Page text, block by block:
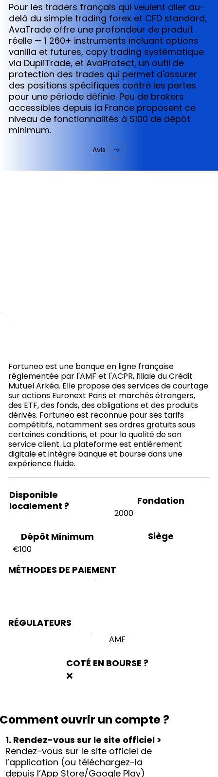
Pour les traders français qui veulent aller au-
delà du simple trading forex et CFD standard,
AvaTrade offre une profondeur de produit
réelle — 1 260+ instruments incluant options
vanilla et futures, copy trading systématique
via DupliTrade, et AvaProtect, un outil de
protection des trades qui permet d'assurer
des positions spécifiques contre les pertes
pour une période définie. Peu de brokers
accessibles depuis la France proposent ce
niveau de fonctionnalités à $100 de dépôt
minimum.
Avis
Fortuneo est une banque en ligne française
réglementée par l'AMF et l'ACPR, filiale du Crédit
Mutuel Arkéa. Elle propose des services de courtage
sur actions Euronext Paris et marchés étrangers,
des ETF, des fonds, des obligations et des produits
dérivés. Fortuneo est reconnue pour ses tarifs
compétitifs, notamment ses ordres gratuits sous
certaines conditions, et pour la qualité de son
service client. La plateforme est entièrement
digitale et intègre banque et bourse dans une
expérience fluide.
Disponible
localement ?
Fondation
2000
Dépôt Minimum
€100
Siège
MÉTHODES DE PAIEMENT
RÉGULATEURS
AMF
COTÉ EN BOURSE ?
❌
Comment ouvrir un compte ?
1. Rendez-vous sur le site officiel >
Rendez-vous sur le site officiel de
l’application (ou téléchargez-la
depuis l’App Store/Google Play)